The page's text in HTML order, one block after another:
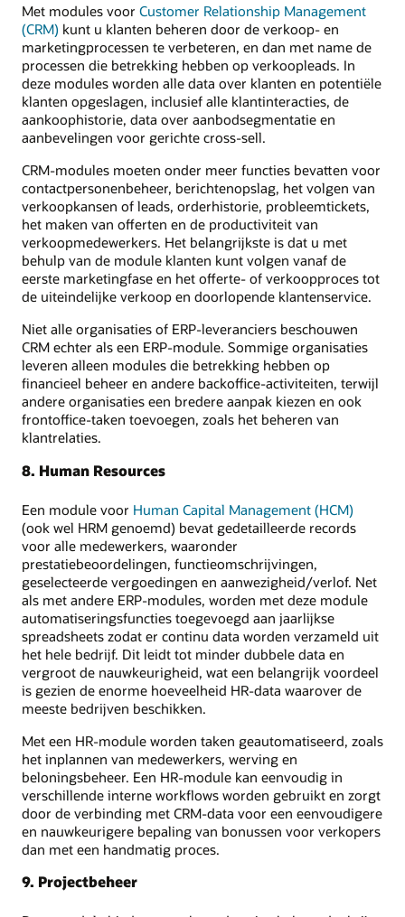
Met modules voor Customer Relationship Management
(CRM) kunt u klanten beheren door de verkoop- en
marketingprocessen te verbeteren, en dan met name de
processen die betrekking hebben op verkoopleads. In
deze modules worden alle data over klanten en potentiële
klanten opgeslagen, inclusief alle klantinteracties, de
aankoophistorie, data over aanbodsegmentatie en
aanbevelingen voor gerichte cross-sell.
CRM-modules moeten onder meer functies bevatten voor
contactpersonenbeheer, berichtenopslag, het volgen van
verkoopkansen of leads, orderhistorie, probleemtickets,
het maken van offerten en de productiviteit van
verkoopmedewerkers. Het belangrijkste is dat u met
behulp van de module klanten kunt volgen vanaf de
eerste marketingfase en het offerte- of verkoopproces tot
de uiteindelijke verkoop en doorlopende klantenservice.
Niet alle organisaties of ERP-leveranciers beschouwen
CRM echter als een ERP-module. Sommige organisaties
leveren alleen modules die betrekking hebben op
financieel beheer en andere backoffice-activiteiten, terwijl
andere organisaties een bredere aanpak kiezen en ook
frontoffice-taken toevoegen, zoals het beheren van
klantrelaties.
8. Human Resources
Een module voor Human Capital Management (HCM)
(ook wel HRM genoemd) bevat gedetailleerde records
voor alle medewerkers, waaronder
prestatiebeoordelingen, functieomschrijvingen,
geselecteerde vergoedingen en aanwezigheid/verlof. Net
als met andere ERP-modules, worden met deze module
automatiseringsfuncties toegevoegd aan jaarlijkse
spreadsheets zodat er continu data worden verzameld uit
het hele bedrijf. Dit leidt tot minder dubbele data en
vergroot de nauwkeurigheid, wat een belangrijk voordeel
is gezien de enorme hoeveelheid HR-data waarover de
meeste bedrijven beschikken.
Met een HR-module worden taken geautomatiseerd, zoals
het inplannen van medewerkers, werving en
beloningsbeheer. Een HR-module kan eenvoudig in
verschillende interne workflows worden gebruikt en zorgt
door de verbinding met CRM-data voor een eenvoudigere
en nauwkeurigere bepaling van bonussen voor verkopers
dan met een handmatig proces.
9. Projectbeheer